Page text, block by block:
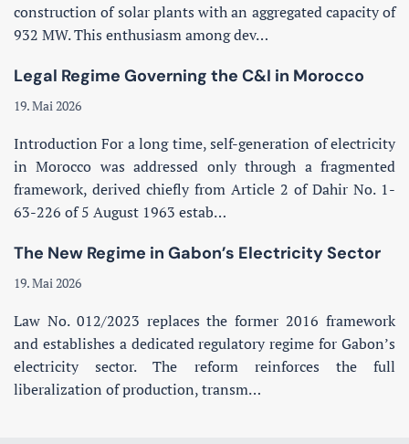
construction of solar plants with an aggregated capacity of
932 MW. This enthusiasm among dev…
Legal Regime Governing the C&I in Morocco
19. Mai 2026
Introduction For a long time, self-generation of electricity
in Morocco was addressed only through a fragmented
framework, derived chiefly from Article 2 of Dahir No. 1-
63-226 of 5 August 1963 estab…
The New Regime in Gabon’s Electricity Sector
19. Mai 2026
Law No. 012/2023 replaces the former 2016 framework
and establishes a dedicated regulatory regime for Gabon’s
electricity sector. The reform reinforces the full
liberalization of production, transm…